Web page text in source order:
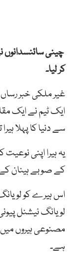
چینی سائنسدانوں
کر لیا۔
غیر ملکی خبر
ایک ٹیم نے ایک
سے دنیا کا پہلا ہیرا تیار
یہ ہیرا اپنی
کے صوبے ہینان
اس ہیرے کو
لویانگ نیشنل
مصنوعی ہیروں
ہے۔